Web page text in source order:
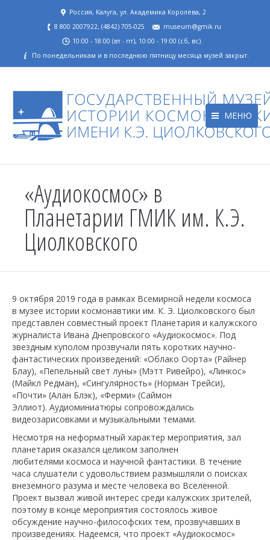
Россия, Калуга, ул. Академика Королёва, 2
8 800 2007922, (4842) 705-025
museum@gmik.ru
10:00 - 18:00 (вт - пт), 10:00 - 19:00 (сб, вс).
По понедельникам и в последнюю пятницу месяца музей закрыт.
МЕНЮ
«Аудиокосмос» в
Планетарии ГМИК им. К.Э.
Циолковского
9 октября 2019 года в рамках Всемирной недели космоса
в музее истории космонавтики им. К. Э. Циолковского был
представлен совместный проект Планетария и калужского
журналиста Ивана Днепровского «Аудиокосмос». Под
звездным куполом прозвучали пять коротких научно-
фантастических произведений: «Облако Оорта» (Райнер
Блау), «Пепельный свет луны» (Мэтт Ривейро), «Линкос»
(Майкл Редман), «Сингулярность» (Норман Трейси),
«Почти» (Алан Блэк), «Ферми» (Саймон
Эллиот). Аудиоминиатюры сопровождались
видеозарисовками и музыкальными темами.
Несмотря на неформатный характер мероприятия, зал
планетария оказался целиком заполнен
любителями космоса и научной фантастики. В течение
часа слушатели с удовольствием размышляли о поисках
внеземного разума и месте человека во Вселенной.
Проект вызвал живой интерес среди калужских зрителей,
поэтому в конце мероприятия состоялось живое
обсуждение научно-философских тем, прозвучавших в
произведениях. Надеемся, что проект «Аудиокосмос»